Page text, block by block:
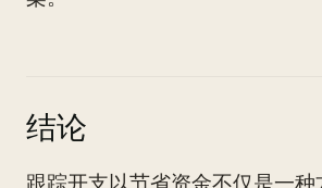
结论